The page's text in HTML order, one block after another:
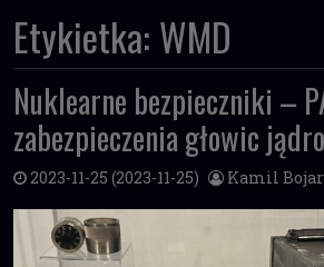
Etykietka: WMD
Nuklearne bezpieczniki –
zabezpieczenia głowic
2023-11-25 (2023-11-25) Kamil